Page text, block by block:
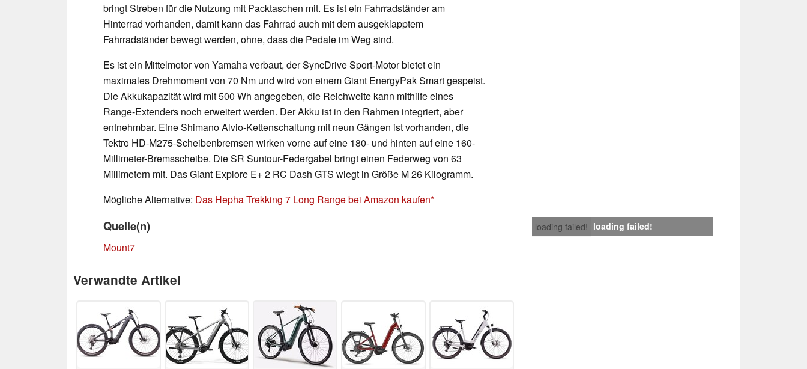
bringt Streben für die Nutzung mit Packtaschen mit. Es ist ein Fahrradständer am
Hinterrad vorhanden, damit kann das Fahrrad auch mit dem ausgeklapptem
Fahrradständer bewegt werden, ohne, dass die Pedale im Weg sind.
Es ist ein Mittelmotor von Yamaha verbaut, der SyncDrive Sport-Motor bietet ein
maximales Drehmoment von 70 Nm und wird von einem Giant EnergyPak Smart gespeist.
Die Akkukapazität wird mit 500 Wh angegeben, die Reichweite kann mithilfe eines
Range-Extenders noch erweitert werden. Der Akku ist in den Rahmen integriert, aber
entnehmbar. Eine Shimano Alvio-Kettenschaltung mit neun Gängen ist vorhanden, die
Tektro HD-M275-Scheibenbremsen wirken vorne auf eine 180- und hinten auf eine 160-
Millimeter-Bremsscheibe. Die SR Suntour-Federgabel bringt einen Federweg von 63
Millimetern mit. Das Giant Explore E+ 2 RC Dash GTS wiegt in Größe M 26 Kilogramm.
Mögliche Alternative: Das Hepha Trekking 7 Long Range bei Amazon kaufen
loading failed! loading failed!
Quelle(n)
Mount7
Verwandte Artikel